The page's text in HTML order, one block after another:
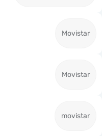
Movistar
Movistar
movistar